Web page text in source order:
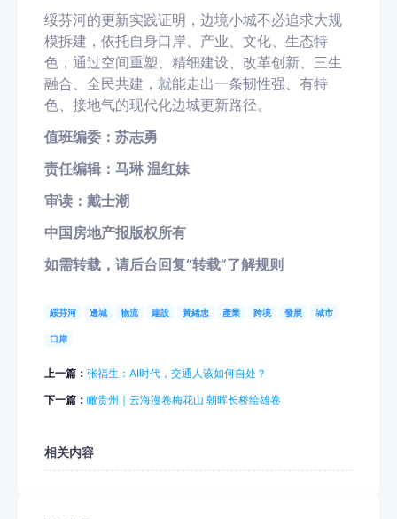
绥芬河的更新实践证明，边境小城不必追求大规
模拆建，依托自身口岸、产业、文化、生态特
色，通过空间重塑、精细建设、改革创新、三生
融合、全民共建，就能走出一条韧性强、有特
色、接地气的现代化边城更新路径。
值班编委：苏志勇
责任编辑：马琳 温红妹
审读：戴士潮
中国房地产报版权所有
如需转载，请后台回复“转载”了解规则
綏芬河 邊城 物流 建設 黃緒忠 產業 跨境 發展 城市
口岸
上一篇： 张福生：AI时代，交通人该如何自处？
下一篇： 瞰贵州｜云海漫卷梅花山 朝晖长桥绘雄卷
相关内容